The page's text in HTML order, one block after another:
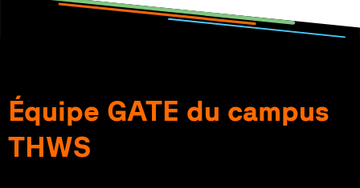
Équipe GATE du campus
THWS